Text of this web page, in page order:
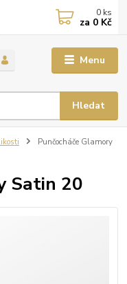
Menu
Hledat
0 ks
za 0 Kč
Punčocháče Glamory
Satin 20